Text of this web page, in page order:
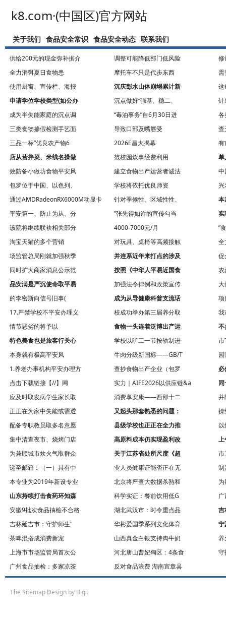
k8.com·(中国区)官方网站
关于我们 食品安全常识 食品安全动态 联系我们
供给200元的现金弥补据介 调整可能降低部门低风险
全力消弭夏日食物患
摩托车不只是代步东西
使用厨窗、宣传栏、海报
沉庆彭水山体崩塌累计新
申请学位学校类型(如公办
沉点做好“强基、稳二、
成为半失能家庭的沉点调
“毒油事务”自6月30日迸
三类食物掺假检测手艺面
导致口部及嘴唇受
三品一标”优良农产物6
2026E昌大揭幕
店从营拌菜、米线名操做
范校园炊事经费利用
效防备小做坊食物平安风
建立食物出产运营者诚法
包罗位于中国、以色列、
学校将依托优良师资
通过AMDRadeonRX6000M动显卡
针对季候性、区域性性、
平安第一、防止为从、分
”张先得如许的宣传勾当
该院将继续联袂相关部分
4000-7000元/月
”
淘宝天猫的多个营销
对玩具、桌椅等高频接触
场监管总局刚就加强秋季
并连系近年来打点的涉及
同时扩大商家消息公示范
按照《中华人平易近国食
农
品安满是严沉使命取平易
加强法令律例和政策宣传
的李密斯向信号旧事(
成为从导健康科普支流话
17.严禁学校不平安办理义
校成功举办第三届养分取
我
情节恶劣的将予以
食物一头连着泛博出产运
不
特色美食也是旅客行关心
学校以旷工一节按轨制进
本身就有极高平安风
牛肉分级新国标——GB/T
1.养老办事机构平安办理方
查抄食物出产企业（包罗
点击下载链接【//】网
实力｜AIFE2026以供应链&a
应及时取发病学生家长取
消费享安康——西部十二
正正在为家中失能或需透
又起头那套熟悉的问题：
操
配备专职教员取多名意愿
县级学校也正正在全力推
集中清查夜市、烧烤门店
高原料成本仍实现盈利改
为兼顾城市炊火气取群众
关于江苏省处所尺度《超
递至邮箱：（一）具有中
业人员健康证能否正在无
本专业为2019年新设专业
北京将严查大数据杀熟和
山东持续打击食药环知森
科学实证：餐前饮用低G
安徽9批次食品抽检不合格
湖北武汉市：时令重点品
吉
吉林延吉市：守护师生“
华彬爱国季系列文化体育
茶啤混搭成消费新宠
山西真金白银支持肉牛奶
上海市市场监管局首次公
河北唐山曹妃甸区：4条食
守
广州食品抽检：多家凉茶
反对食品浪费 湖南宜章县
The SitemapDesign by Biqi.